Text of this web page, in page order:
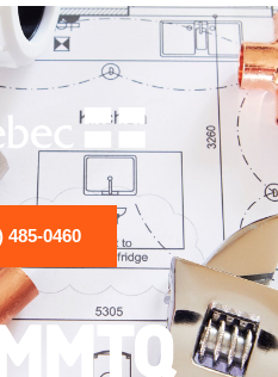
485-0460